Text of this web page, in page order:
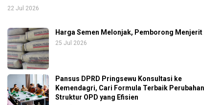
22 Jul 2026
Harga Semen Melonjak, Pemborong Menjerit
25 Jul 2026
Pansus DPRD Pringsewu Konsultasi ke
Kemendagri, Cari Formula Terbaik Perubahan
Struktur OPD yang Efisien